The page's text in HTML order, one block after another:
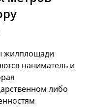
жилплощади
наниматель и
либо